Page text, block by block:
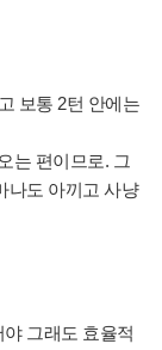
보통 2턴 안에는
는 편이므로. 그
나도 아끼고 사냥
그래도 효율적